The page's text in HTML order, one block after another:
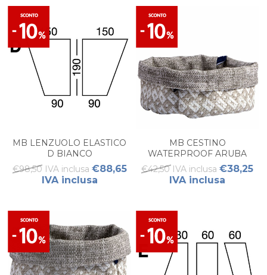
MB LENZUOLO ELASTICO
D BIANCO
€98,50 IVA inclusa €88,65
IVA inclusa
MB CESTINO
WATERPROOF ARUBA
SAND L
€42,50 IVA inclusa €38,25
IVA inclusa